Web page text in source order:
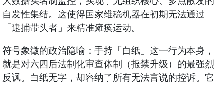
自发性集结。这使得国家维稳机器在初期无法通过
「逮捕带头者」来精准瘫痪运动。
符号象徵的政治隐喻：手持「白纸」这一行为本身，
就是对六四后法制化审查体制（报禁升级）的最强烈
反讽。白纸无字，却容纳了所有无法言说的控诉。它